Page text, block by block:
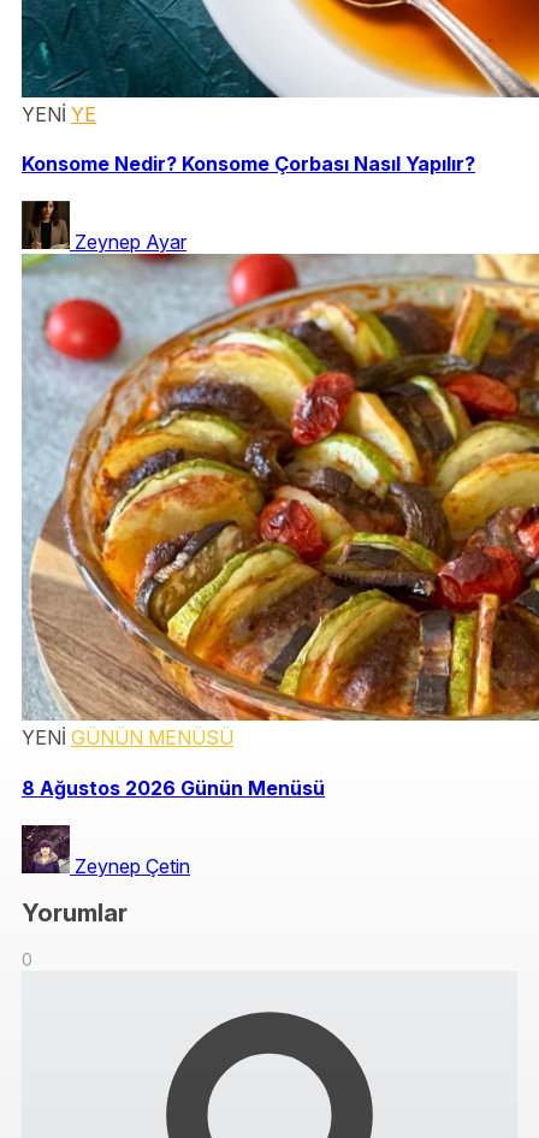
YENİ YE
Konsome Nedir? Konsome Çorbası Nasıl Yapılır?
Zeynep Ayar
YENİ GÜNÜN MENÜSÜ
8 Ağustos 2026 Günün Menüsü
Zeynep Çetin
Yorumlar
0